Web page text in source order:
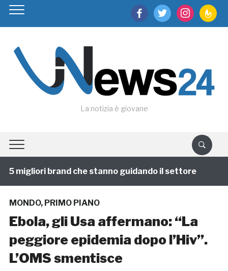
facebooktwitter instagram
La notizia è giovane
migliori brand che stanno guidando il settore
MONDO, PRIMO PIANO
Ebola, gli Usa affermano: “La
peggiore epidemia dopo l’Hiv”.
L’OMS smentisce